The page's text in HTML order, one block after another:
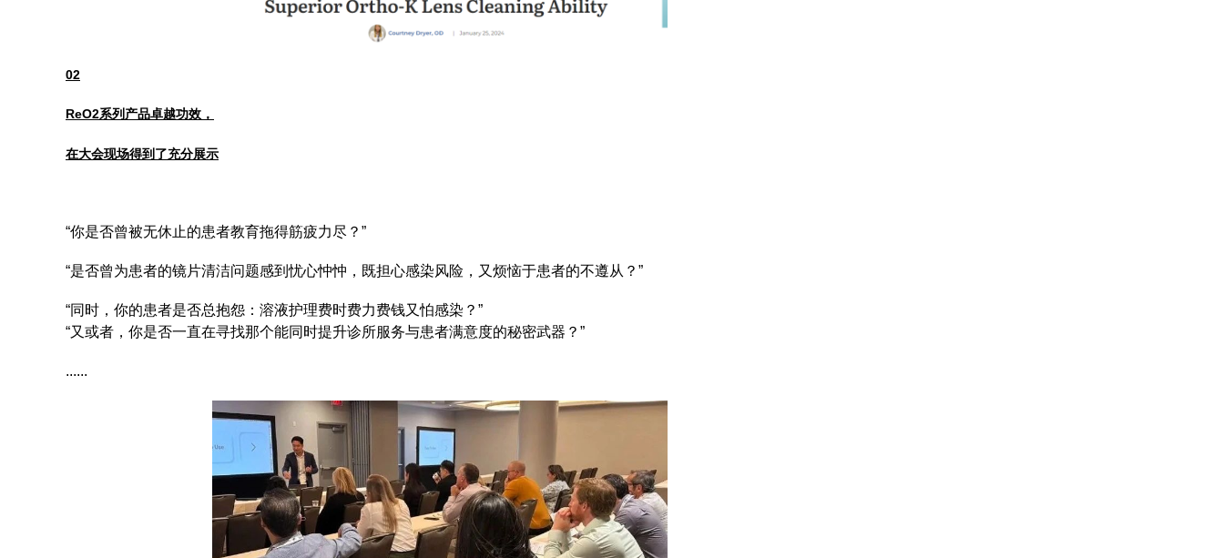
02
ReO2系列产品卓越功效，
在大会现场得到了充分展示
“你是否曾被无休止的患者教育拖得筋疲力尽？”
“是否曾为患者的镜片清洁问题感到忧心忡忡，既担心感染风险，又烦恼于患者的不遵从？”
“同时，你的患者是否总抱怨：溶液护理费时费力费钱又怕感染？”
“又或者，你是否一直在寻找那个能同时提升诊所服务与患者满意度的秘密武器？”
......